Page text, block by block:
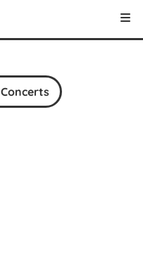
Concerts